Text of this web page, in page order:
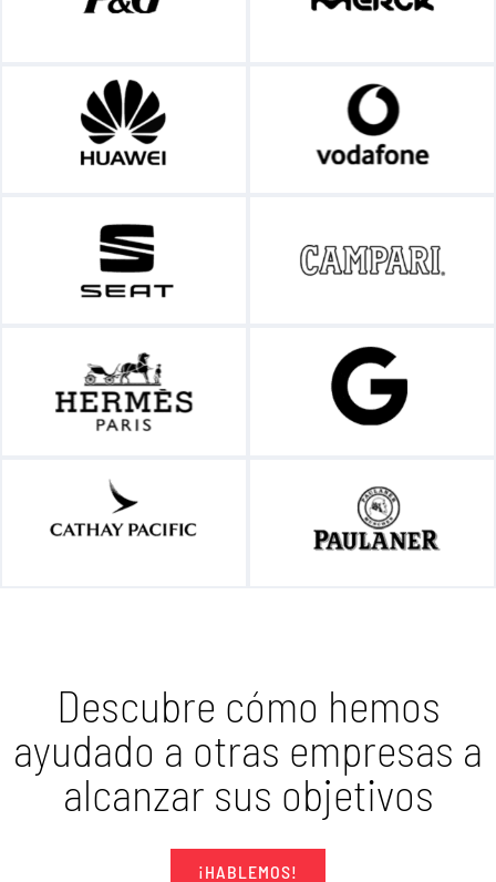
Descubre cómo hemos
ayudado a otras empresas a
alcanzar sus objetivos
¡HABLEMOS!